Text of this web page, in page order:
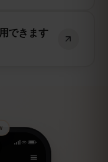
られます。
、新しい
できます